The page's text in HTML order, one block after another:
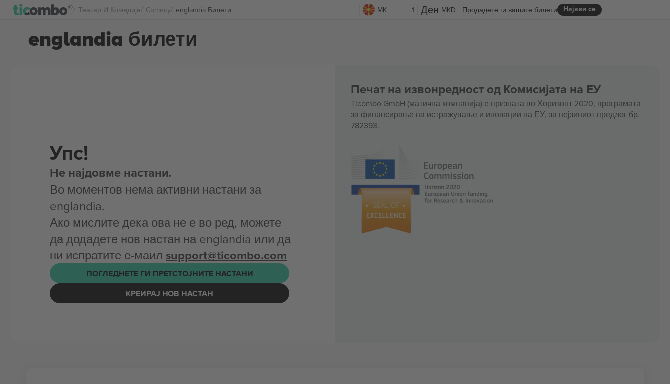
Театар И Комедија Comedy englandia Билети MK +1 MKD Најави се
Продадете ги вашите билети
englandia билети
Упс!
Не најдовме настани.
Во моментов нема активни настани за
englandia.
Ако мислите дека ова не е во ред, можете
да додадете нов настан на englandia или да
ни испратите е-маил support@ticombo.com
ПОГЛЕДНЕТЕ ГИ ПРЕТСТОЈНИТЕ НАСТАНИ
КРЕИРАЈ НОВ НАСТАН
Печат на извонредност од Комисијата на ЕУ
Ticombo GmbH (матична компанија) е призната во Хоризонт 2020, програмата
за финансирање на истражување и иновации на ЕУ, за нејзиниот предлог бр.
782393.